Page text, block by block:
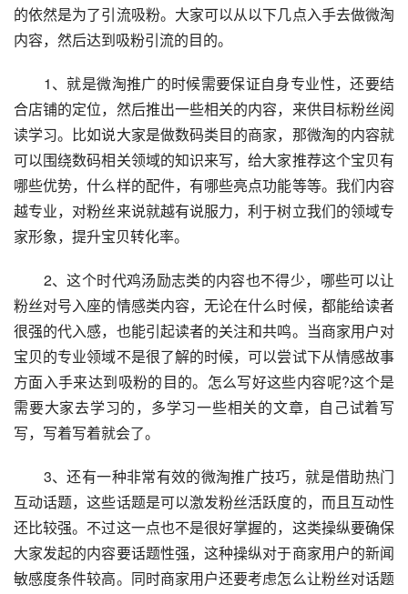
的依然是为了引流吸粉。大家可以从以下几点入手去做微淘
内容，然后达到吸粉引流的目的。
1、就是微淘推广的时候需要保证自身专业性，还要结
合店铺的定位，然后推出一些相关的内容，来供目标粉丝阅
读学习。比如说大家是做数码类目的商家，那微淘的内容就
可以围绕数码相关领域的知识来写，给大家推荐这个宝贝有
哪些优势，什么样的配件，有哪些亮点功能等等。我们内容
越专业，对粉丝来说就越有说服力，利于树立我们的领域专
家形象，提升宝贝转化率。
2、这个时代鸡汤励志类的内容也不得少，哪些可以让
粉丝对号入座的情感类内容，无论在什么时候，都能给读者
很强的代入感，也能引起读者的关注和共鸣。当商家用户对
宝贝的专业领域不是很了解的时候，可以尝试下从情感故事
方面入手来达到吸粉的目的。怎么写好这些内容呢?这个是
需要大家去学习的，多学习一些相关的文章，自己试着写
写，写着写着就会了。
3、还有一种非常有效的微淘推广技巧，就是借助热门
互动话题，这些话题是可以激发粉丝活跃度的，而且互动性
还比较强。不过这一点也不是很好掌握的，这类操纵要确保
大家发起的内容要话题性强，这种操纵对于商家用户的新闻
敏感度条件较高。同时商家用户还要考虑怎么让粉丝对话题